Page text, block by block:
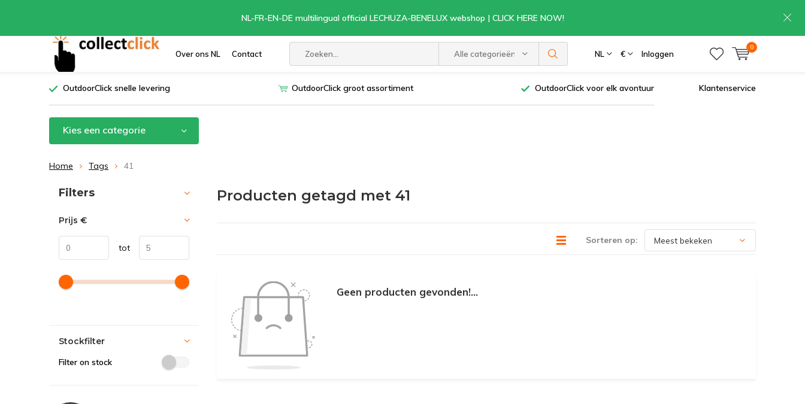
Over ons NL Contact Alle categorieën NL € Inloggen
0
NL-FR-EN-DE multilingual official LECHUZA-BENELUX webshop | CLICK HERE NOW!
OutdoorClick snelle levering OutdoorClick groot assortiment OutdoorClick voor elk avontuur Klantenservice
Kies een categorie
Home Tags 41
Producten getagd met 41
Sorteren op:
Geen producten gevonden!...
Sorteren op:
Filters
Prijs €
tot
Stockfilter
Filter on stock